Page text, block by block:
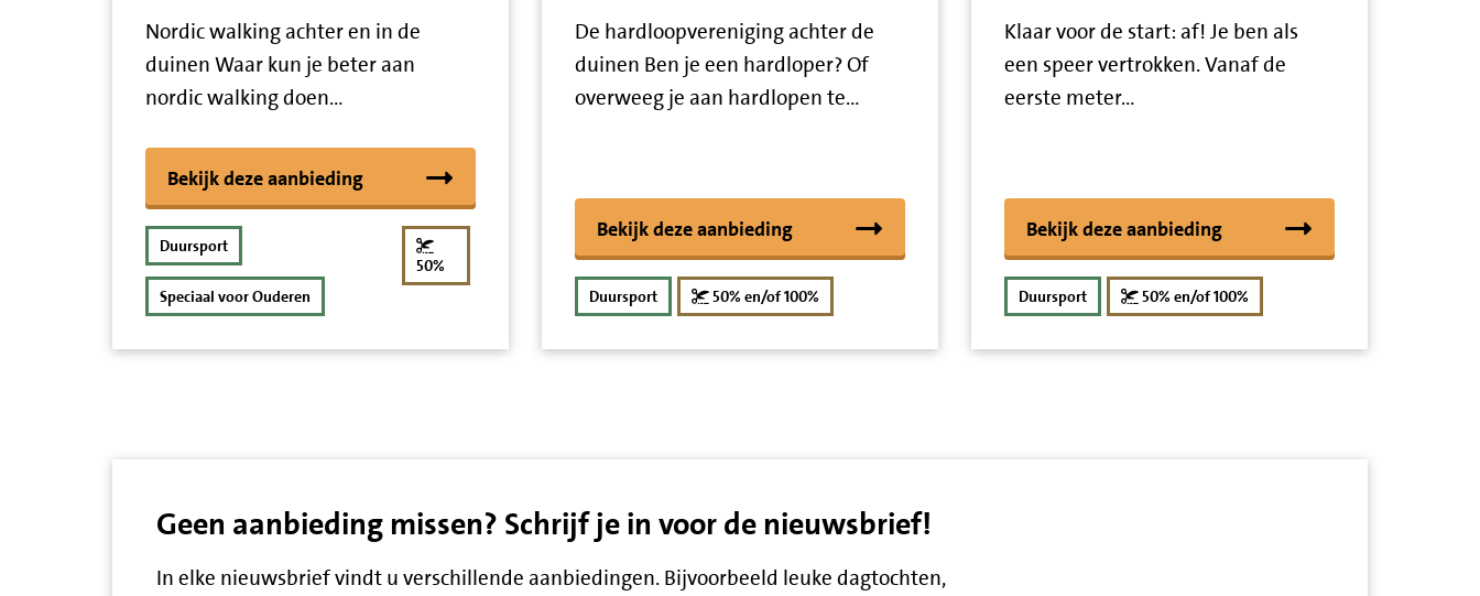
Nordic walking achter en in de
duinen Waar kun je beter aan
nordic walking doen…
Bekijk deze aanbieding
Duursport
Speciaal voor Ouderen
50%
De hardloopvereniging achter de
duinen Ben je een hardloper? Of
overweeg je aan hardlopen te…
Bekijk deze aanbieding
Duursport 50% en/of 100%
Klaar voor de start: af! Je ben als
een speer vertrokken. Vanaf de
eerste meter…
Bekijk deze aanbieding
Duursport 50% en/of 100%
Geen aanbieding missen? Schrijf je in voor de nieuwsbrief!
In elke nieuwsbrief vindt u verschillende aanbiedingen. Bijvoorbeeld leuke dagtochten,